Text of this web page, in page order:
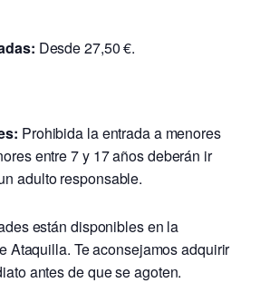
Desde 27,50 €.
Prohibida la entrada a menores
entre 7 y 17 años deberán ir
adulto responsable.
están disponibles en la
Ataquilla. Te aconsejamos adquirir
antes de que se agoten.